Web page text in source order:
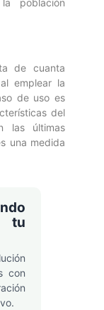
población
de cuanta
emplear la
de uso es
del
las últimas
una medida
con